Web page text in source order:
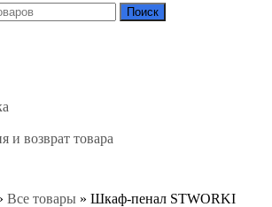
Поиск
и возврат товара
Все товары » Шкаф-пенал STWORKI